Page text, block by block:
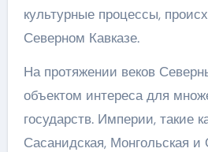
культурные процессы,
Северном Кавказе.
На протяжении веков
объектом интереса для
государств. Империи, такие
Сасанидская, Монгольская и